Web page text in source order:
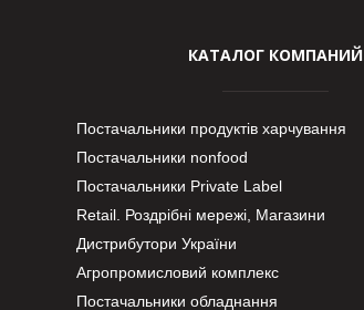
КАТАЛОГ КОМПАНИЙ
Постачальники продуктів харчування
Постачальники nonfood
Постачальники Private Label
Retail. Роздрібні мережі, Магазини
Дистрибутори України
Агропромисловий комплекс
Постачальники обладнання